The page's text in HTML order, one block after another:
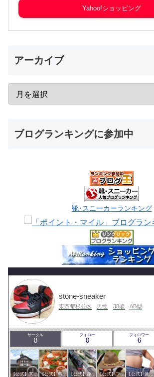
Yahoo!ショッピング
アーカイブ
ブログランキングに参加中
靴･スニーカーランキング
stone-sneaker
東京都杉並区 男性 38歳 AB型
サークル
8
フォロー
0
フォロワー
6
【公式】関東サークル 【公式】料理・グルメサークル 【公式】趣味サークル 【公式】ファッション・美容サークル 【公式】健康・医療サークル